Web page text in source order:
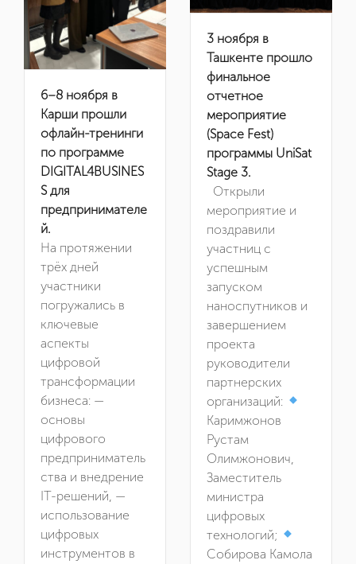
6–8 ноября в
Карши прошли
офлайн-тренинги
по программе
DIGITAL4BUSINES
S для
предпринимателе
й.
На протяжении
трёх дней
участники
погружались в
ключевые
аспекты
цифровой
трансформации
бизнеса: —
основы
цифрового
предприниматель
ства и внедрение
IT-решений, —
использование
цифровых
инструментов в
3 ноября в
Ташкенте прошло
финальное
отчетное
мероприятие
(Space Fest)
программы UniSat
Stage 3.
Открыли
мероприятие и
поздравили
участниц с
успешным
запуском
наноспутников и
завершением
проекта
руководители
партнерских
организаций:
Каримжонов
Рустам
Олимжонович,
Заместитель
министра
цифровых
технологий;
Собирова Камола